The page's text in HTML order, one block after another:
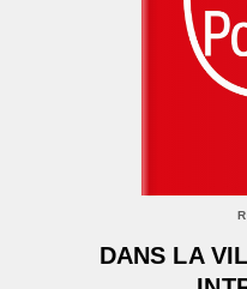
DANS LA